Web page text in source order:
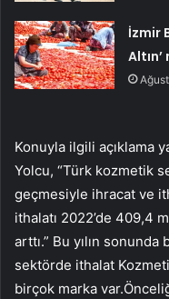
İzmir
Konuyla ilgili açıklama
Yolcu, “Türk kozmetik
geçmesiyle ihracat ve
ithalatı 2022’de 409,4
arttı.” Bu yılın
sektörde ithalat
birçok marka